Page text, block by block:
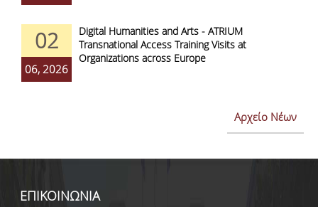
02
06, 2026
Digital Humanities and Arts - ATRIUM
Transnational Access Training Visits at
Organizations across Europe
Αρχείο Νέων
ΕΠΙΚΟΙΝΩΝΙΑ